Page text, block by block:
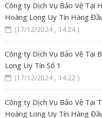
Công ty Dịch Vụ Bảo Vệ Tại
Hoàng Long Uy Tín Hàng
(17/12/2024 , 14:24 )
Công ty Dịch Vụ Bảo Vệ Tại
Long Uy Tín Số 1
(17/12/2024 , 14:22 )
Công ty Dịch Vụ Bảo Vệ Tại
Hoàng Long Uy Tín Hàng